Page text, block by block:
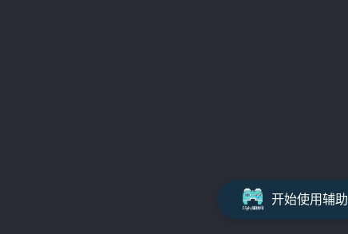
开始使用辅助